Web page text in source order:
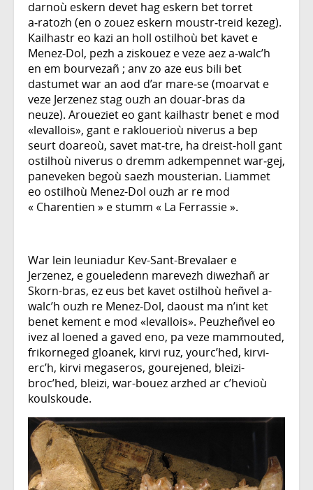
darnoù eskern devet hag eskern bet torret
a‑ratozh (en o zouez eskern moustr‑treid kezeg).
Kailhastr eo kazi an holl ostilhoù bet kavet e
Menez‑Dol, pezh a ziskouez e veze aez a‑walc’h
en em bourvezañ ; anv zo aze eus bili bet
dastumet war an aod d’ar mare‑se (moarvat e
veze Jerzenez stag ouzh an douar‑bras da
neuze). Aroueziet eo gant kailhastr benet e mod
«levallois», gant e raklouerioù niverus a bep
seurt doareoù, savet mat‑tre, ha dreist-holl gant
ostilhoù niverus o dremm adkempennet war‑gej,
paneveken begoù saezh mousterian. Liammet
eo ostilhoù Menez-Dol ouzh ar re mod
« Charentien » e stumm « La Ferrassie ».
War lein leuniadur Kev-Sant-Brevalaer e
Jerzenez, e goueledenn marevezh diwezhañ ar
Skorn-bras, ez eus bet kavet ostilhoù heñvel a-
walc’h ouzh re Menez-Dol, daoust ma n’int ket
benet kement e mod «levallois». Peuzheñvel eo
ivez al loened a gaved eno, pa veze mammouted,
frikorneged gloanek, kirvi ruz, yourc’hed, kirvi-
erc’h, kirvi megaseros, gourejened, bleizi-
broc’hed, bleizi, war-bouez arzhed ar c’hevioù
koulskoude.